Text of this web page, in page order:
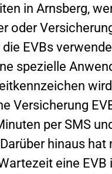
in Arnsberg,
oder
EVBs
spezielle
Versicherung
per SMS
hinaus hat
eine EVB